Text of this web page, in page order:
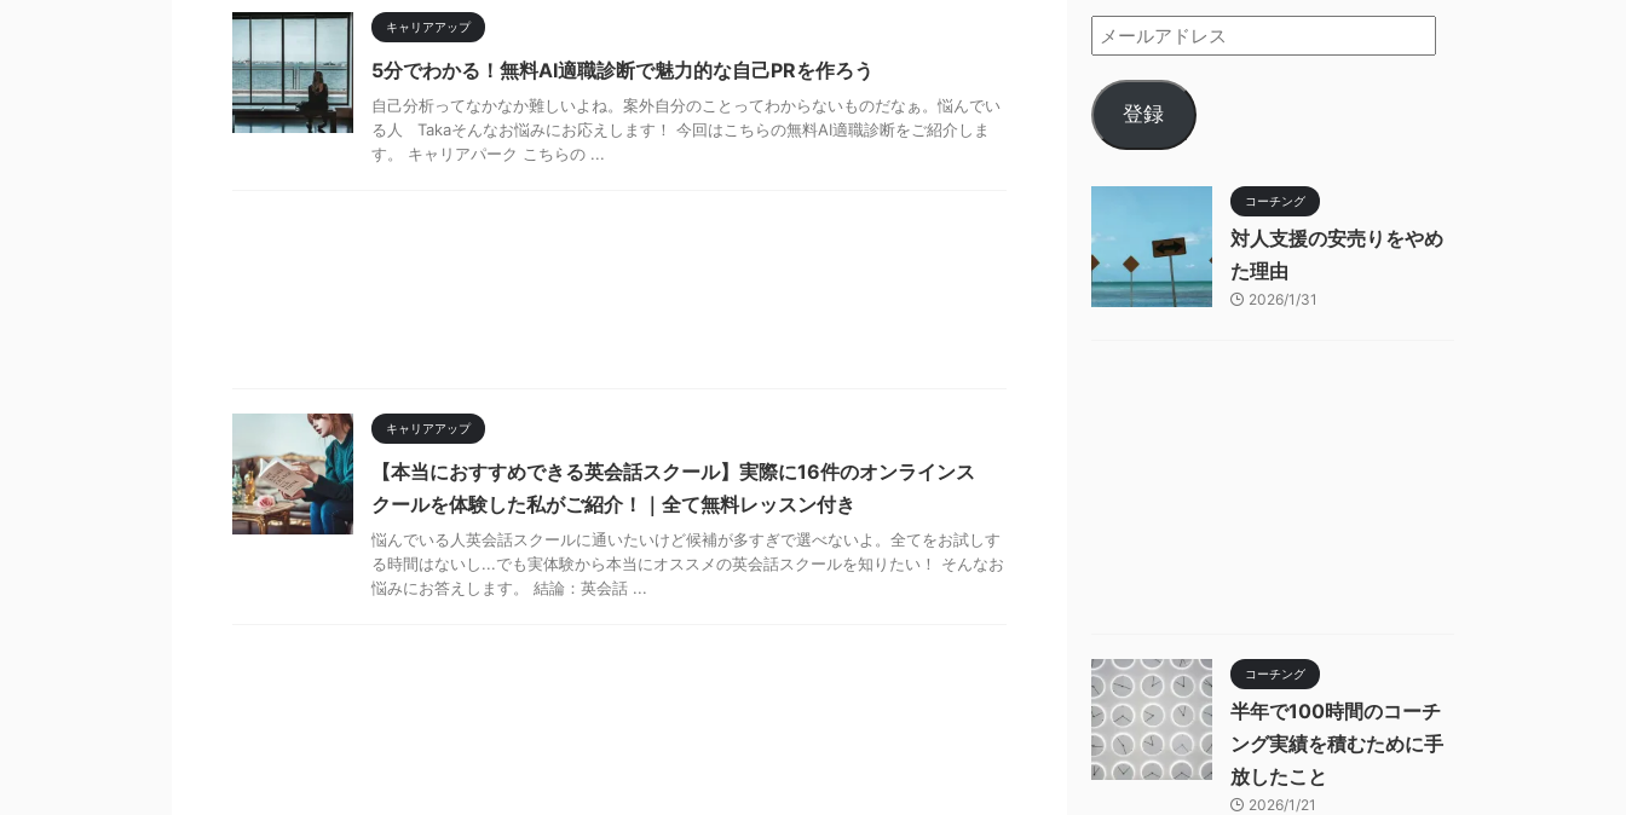
キャリアアップ
5分でわかる！無料AI適職診断で魅力的な自己PRを作ろう
自己分析ってなかなか難しいよね。案外自分のことってわからないものだなぁ。悩んでい
る人 Takaそんなお悩みにお応えします！ 今回はこちらの無料AI適職診断をご紹介しま
す。 キャリアパーク こちらの ...
キャリアアップ
【本当におすすめできる英会話スクール】実際に16件のオンラインス
クールを体験した私がご紹介！｜全て無料レッスン付き
悩んでいる人英会話スクールに通いたいけど候補が多すぎで選べないよ。全てをお試しす
る時間はないし...でも実体験から本当にオススメの英会話スクールを知りたい！ そんなお
悩みにお答えします。 結論：英会話 ...
登録
コーチング
対人支援の安売りをやめ
た理由
2026/1/31
コーチング
半年で100時間のコーチ
ング実績を積むために手
放したこと
2026/1/21